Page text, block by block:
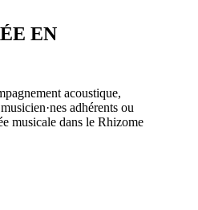
EN
acoustique,
adhérents ou
musicale dans le Rhizome